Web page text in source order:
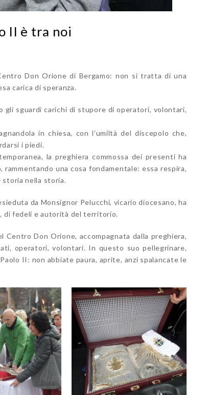
II è tra noi
Don Orione di Bergamo: non si tratta di una
carica di speranza.
gli sguardi carichi di stupore di operatori, volontari,
in chiesa, con l’umiltà del discepolo che,
i piedi.
la preghiera commossa dei presenti ha
una cosa fondamentale: essa respira,
storia nella storia.
da Monsignor Pelucchi, vicario diocesano, ha
di fedeli e autorità del territorio.
Don Orione, accompagnata dalla preghiera,
operatori, volontari. In questo suo pellegrinare,
II: non abbiate paura, aprite, anzi spalancate le